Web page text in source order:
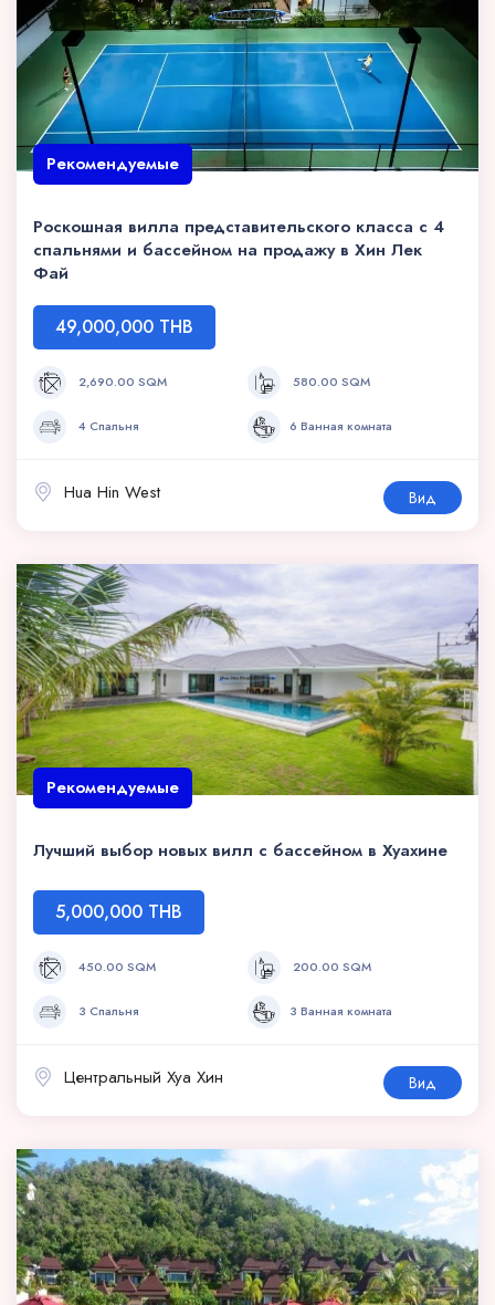
Рекомендуемые
Роскошная вилла представительского класса с 4
спальнями и бассейном на продажу в Хин Лек
Фай
49,000,000 THB
2,690.00 SQM 580.00 SQM
4 Спальня 6 Ванная комната
Hua Hin West Вид
Рекомендуемые
Лучший выбор новых вилл с бассейном в Хуахине
5,000,000 THB
450.00 SQM 200.00 SQM
3 Спальня 3 Ванная комната
Центральный Хуа Хин Вид